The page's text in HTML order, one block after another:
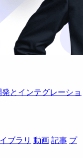
とインテグレーショ
ブラリ 動画記事 プ